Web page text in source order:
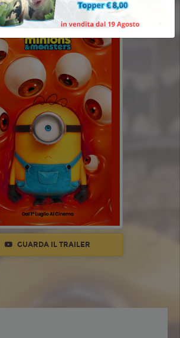
MONSTERS
GUARDA IL TRAILER